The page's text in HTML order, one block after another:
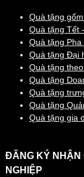
Quà tặng
Quà tặng Tết
Quà tặng
Quà tặng Đại
Quà tặng
Quà tặng
Quà tặng
Quà tặng
Quà tặng gia
ĐĂNG KÝ NHẬN
NGHIỆP